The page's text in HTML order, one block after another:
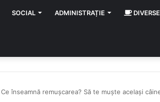
SOCIAL ADMINISTRAȚIE DIVERSE
Ce înseamnă remușcarea? Să te muște același